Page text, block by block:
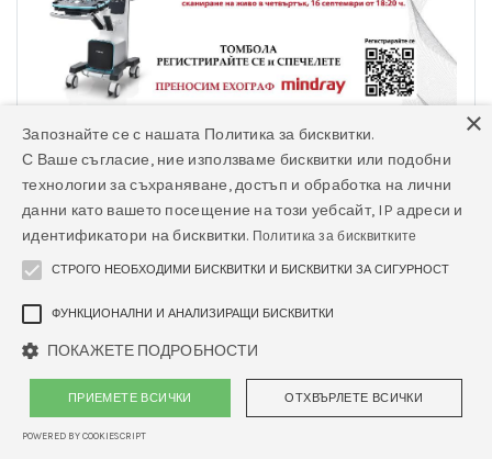
Тази година Инфинита предоставя изключителна
специална награда за ТОМБОЛАТА по време на
Конгреса по ултразвук. Регистрацията е напълно
безплатна. Необхдимо е само да се регистрирате
ехограф Mindray DP-10.
×
Запознайте се с нашата Политика за бисквитки.
С Ваше съгласие, ние използваме бисквитки или подобни
технологии за съхраняване, достъп и обработка на лични
данни като вашето посещение на този уебсайт, IP адреси и
идентификатори на бисквитки. Политика за бисквитките
СТРОГО НЕОБХОДИМИ БИСКВИТКИ И БИСКВИТКИ ЗА СИГУРНОСТ
ФУНКЦИОНАЛНИ И АНАЛИЗИРАЩИ БИСКВИТКИ
ПОКАЖЕТЕ ПОДРОБНОСТИ
ПРИЕМЕТЕ ВСИЧКИ ОТХВЪРЛЕТЕ ВСИЧКИ
POWERED BY COOKIESCRIPT